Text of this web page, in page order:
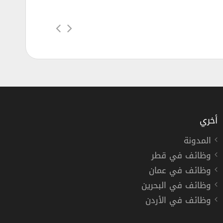
وظائف شركة إكسيد لحديثي التخرج
Xceed
« مصر »
أخري
المدونة
وظائف في قطر
وظائف في عمان
وظائف في البحرين
وظائف في الأردن